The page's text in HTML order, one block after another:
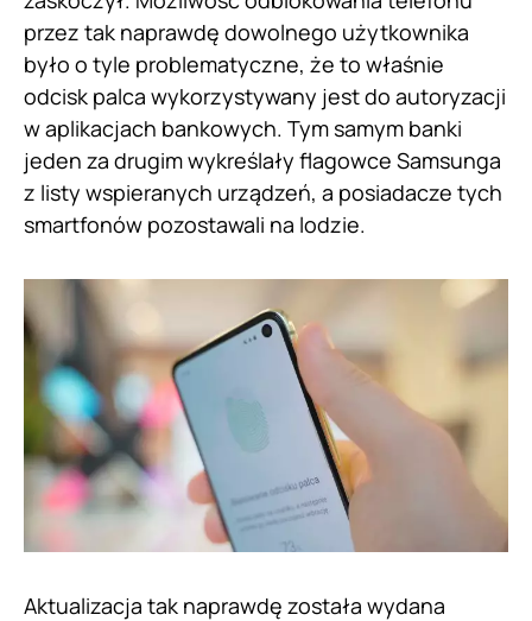
przez tak naprawdę dowolnego użytkownika
było o tyle problematyczne, że to właśnie
odcisk palca wykorzystywany jest do autoryzacji
w aplikacjach bankowych. Tym samym banki
jeden za drugim wykreślały flagowce Samsunga
z listy wspieranych urządzeń, a posiadacze tych
smartfonów pozostawali na lodzie.
Aktualizacja tak naprawdę została wydana